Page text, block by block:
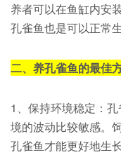
养者可以在鱼缸内安
孔雀鱼也是可以正常生
二、养孔雀鱼的最佳
1、保持环境稳定：
境的波动比较敏感。
孔雀鱼才能更好地生